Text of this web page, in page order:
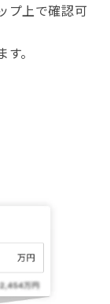
プ上で確認可
。